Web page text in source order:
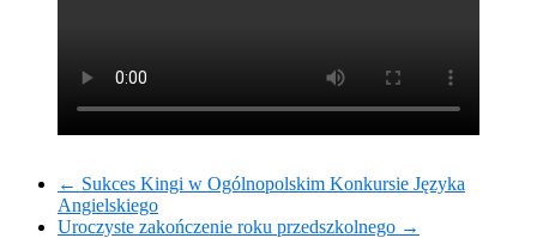
← Sukces Kingi w Ogólnopolskim Konkursie Języka
Angielskiego
Uroczyste zakończenie roku przedszkolnego →